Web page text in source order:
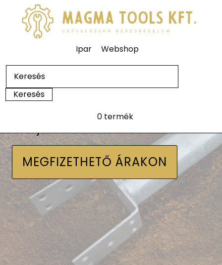
Ipar Webshop
0 termék
MEGFIZETHETŐ ÁRAKON